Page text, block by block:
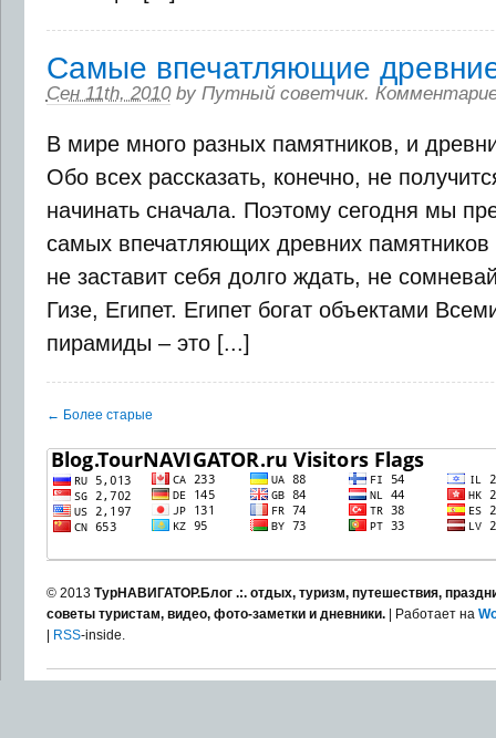
Самые впечатляющие
Сен 11th, 2010 by Путный советчик.
В мире много разных памятников, и
Обо всех рассказать, конечно, не
начинать сначала. Поэтому сегодня мы
самых впечатляющих древних
не заставит себя долго ждать, не
Гизе, Египет. Египет богат объектами
пирамиды – это [...]
← Более старые
© 2013 ТурНАВИГАТОР.Блог .:. отдых, туризм, путешествия,
советы туристам, видео, фото-заметки и дневники.| Работает на
| RSS-inside.